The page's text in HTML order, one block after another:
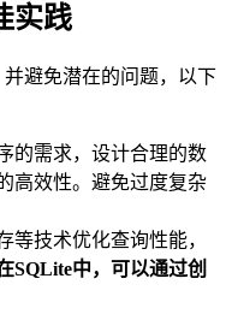
实践
避免潜在的问题，以下
的需求，设计合理的数
高效性。避免过度复杂
等技术优化查询性能，
SQLite中，可以通过创